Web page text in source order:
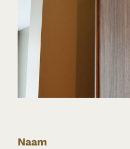
Naam